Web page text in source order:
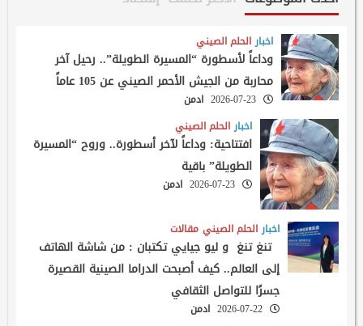
اخبار الحلم الصيني
وداعاً لأسطورة “المسيرة الطويلة”.. رحيل آخر
محاربة من الجيش الأحمر الصيني عن 105 عاماً
2026-07-23
ادمن
اخبار الحلم الصيني
افتتاحية: وداعاً لآخر أسطورة.. وروح “المسيرة
الطويلة” باقية
2026-07-23 ادمن
اخبار الحلم الصيني مقالات
تنغ تنغ و ليو جيايي تكتبان : من شاشة الهاتف
إلى العالم.. كيف أصبحت الدراما الصينية القصيرة
جسرًا للتواصل الثقافي
ادمن